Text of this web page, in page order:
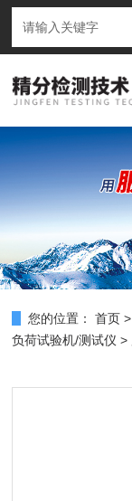
您的位置： 首页 >
负荷试验机/测试仪 >